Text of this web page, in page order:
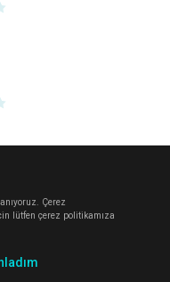
Çerez
lütfen çerez politikamıza